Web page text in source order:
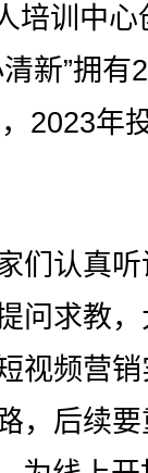
训中心
新”拥有
2023年
认真听
问求教
视频营
，后续